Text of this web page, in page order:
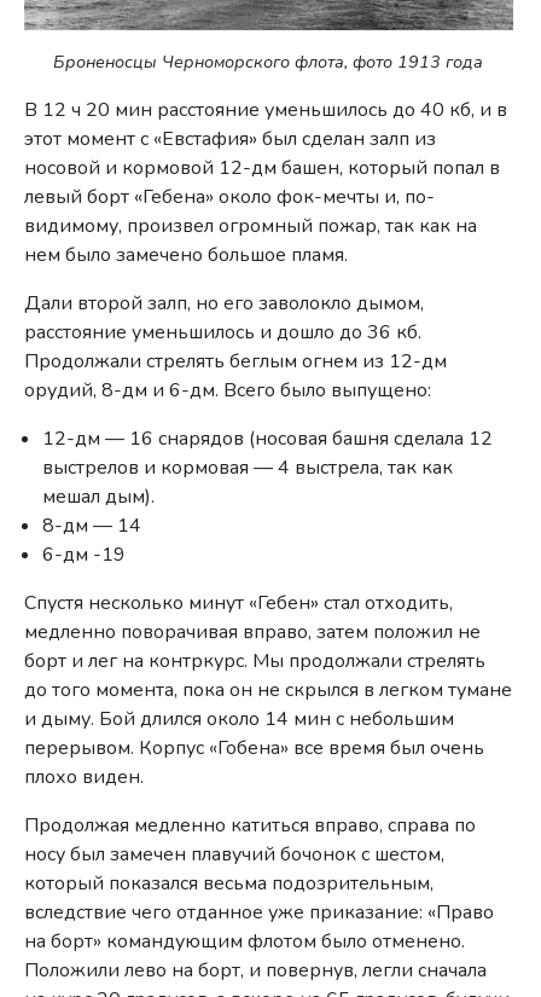
Броненосцы Черноморского флота, фото 1913 года
В 12 ч 20 мин расстояние уменьшилось до 40 кб, и в
этот момент с «Евстафия» был сделан залп из
носовой и кормовой 12-дм башен, который попал в
левый борт «Гебена» около фок-мечты и, по-
видимому, произвел огромный пожар, так как на
нем было замечено большое пламя.
Дали второй залп, но его заволокло дымом,
расстояние уменьшилось и дошло до 36 кб.
Продолжали стрелять беглым огнем из 12-дм
орудий, 8-дм и 6-дм. Всего было выпущено:
12-дм — 16 снарядов (носовая башня сделала 12
выстрелов и кормовая — 4 выстрела, так как
мешал дым).
8-дм — 14
6-дм -19
Спустя несколько минут «Гебен» стал отходить,
медленно поворачивая вправо, затем положил не
борт и лег на контркурс. Мы продолжали стрелять
до того момента, пока он не скрылся в легком тумане
и дыму. Бой длился около 14 мин с небольшим
перерывом. Корпус «Гобена» все время был очень
плохо виден.
Продолжая медленно катиться вправо, справа по
носу был замечен плавучий бочонок с шестом,
который показался весьма подозрительным,
вследствие чего отданное уже приказание: «Право
на борт» командующим флотом было отменено.
Положи­ли лево на борт, и повернув, легли сначала